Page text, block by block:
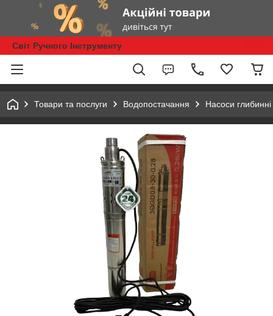
Світ Ручного Інструменту
Товари та послуги Водопостачання Насоси глибинні